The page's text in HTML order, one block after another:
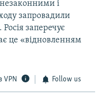
і
запровадили
заперечує
це «відновленням
VPN Follow us